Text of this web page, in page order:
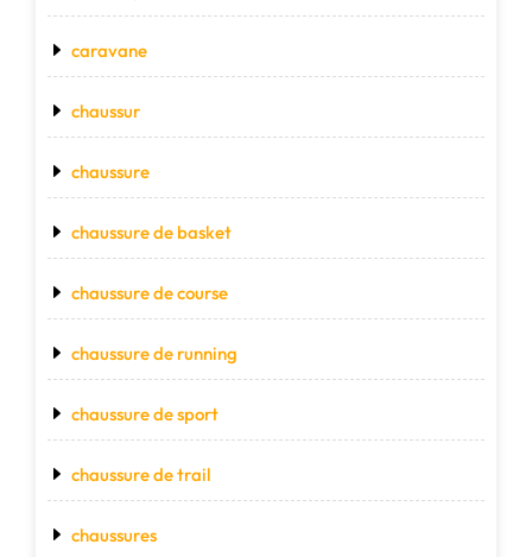
caravane
chaussur
chaussure
chaussure de basket
chaussure de course
chaussure de running
chaussure de sport
chaussure de trail
chaussures